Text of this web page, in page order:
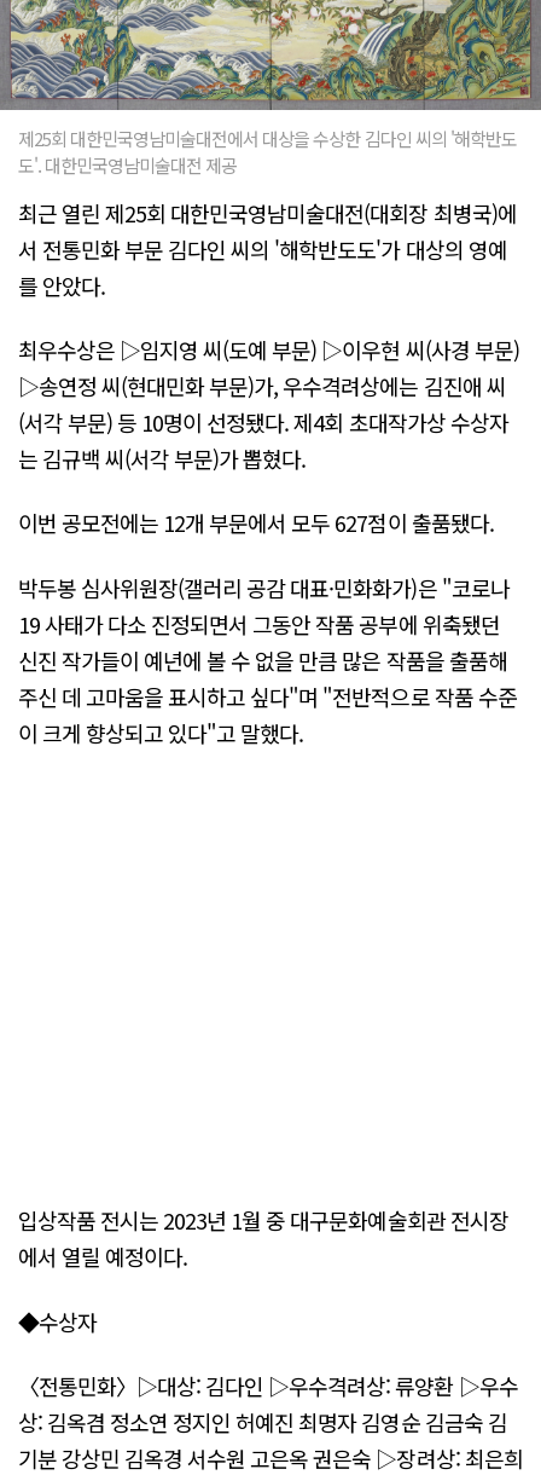
제25회 대한민국영남미술대전에서 대상을 수상한 김다인 씨의 '해학반도
도'. 대한민국영남미술대전 제공
최근 열린 제25회 대한민국영남미술대전(대회장 최병국)에
서 전통민화 부문 김다인 씨의 '해학반도도'가 대상의 영예
를 안았다.
최우수상은 ▷임지영 씨(도예 부문) ▷이우현 씨(사경 부문)
▷송연정 씨(현대민화 부문)가, 우수격려상에는 김진애 씨
(서각 부문) 등 10명이 선정됐다. 제4회 초대작가상 수상자
는 김규백 씨(서각 부문)가 뽑혔다.
이번 공모전에는 12개 부문에서 모두 627점이 출품됐다.
박두봉 심사위원장(갤러리 공감 대표·민화화가)은 "코로나
19 사태가 다소 진정되면서 그동안 작품 공부에 위축됐던
신진 작가들이 예년에 볼 수 없을 만큼 많은 작품을 출품해
주신 데 고마움을 표시하고 싶다"며 "전반적으로 작품 수준
이 크게 향상되고 있다"고 말했다.
입상작품 전시는 2023년 1월 중 대구문화예술회관 전시장
에서 열릴 예정이다.
◆수상자
〈전통민화〉▷대상: 김다인 ▷우수격려상: 류양환 ▷우수
상: 김옥겸 정소연 정지인 허예진 최명자 김영순 김금숙 김
기분 강상민 김옥경 서수원 고은옥 권은숙 ▷장려상: 최은희